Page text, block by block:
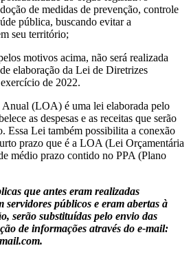
de medidas de prevenção, controle
pública, buscando evitar a
seu território;
motivos acima, não será realizada
elaboração da Lei de Diretrizes
de 2022.
(LOA) é uma lei elaborada pelo
as despesas e as receitas que serão
Essa Lei também possibilita a conexão
prazo que é a LOA (Lei Orçamentária
médio prazo contido no PPA (Plano
que antes eram realizadas
servidores públicos e eram abertas à
serão substituídas pelo envio das
de informações através do e-mail: